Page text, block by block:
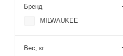
Бренд
MILWAUKEE
Вес, кг